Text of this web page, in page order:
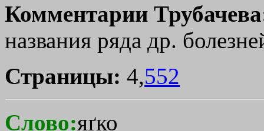
Комментарии
названия ряда др.
Страницы: 4,552
Слово:яґко